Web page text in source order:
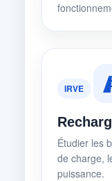
IRVE
Étudier les
de charge,
puissance.